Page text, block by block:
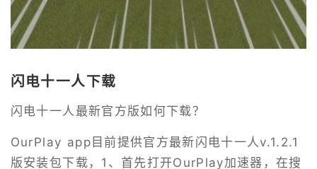
闪电十一人下载
闪电十一人最新官方版如何下载？
OurPlay app目前提供官方最新闪电十一人v.1.2.1
版安装包下载，1、首先打开OurPlay加速器，在搜